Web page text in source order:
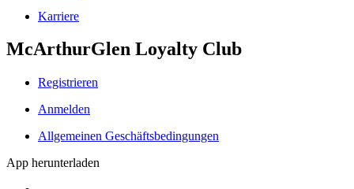
Karriere
McArthurGlen Loyalty Club
Registrieren
Anmelden
Allgemeinen Geschäftsbedingungen
App herunterladen